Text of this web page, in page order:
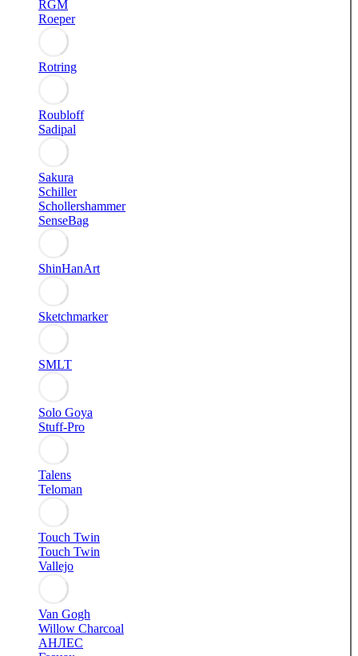
RGM
Roeper
Rotring
Roubloff
Sadipal
Sakura
Schiller
Schollershammer
SenseBag
ShinHanArt
Sketchmarker
SMLT
Solo Goya
Stuff-Pro
Talens
Teloman
Touch Twin
Touch Twin
Vallejo
Van Gogh
Willow Charcoal
АНЛЕС